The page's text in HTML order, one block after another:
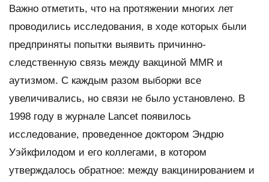
Важно отметить, что на протяжении многих лет
проводились исследования, в ходе которых были
предприняты попытки выявить причинно-
следственную связь между вакциной MMR и
аутизмом. С каждым разом выборки все
увеличивались, но связи не было установлено. В
1998 году в журнале Lancet появилось
исследование, проведенное доктором Эндрю
Уэйкфилодом и его коллегами, в котором
утверждалось обратное: между вакцинированием и